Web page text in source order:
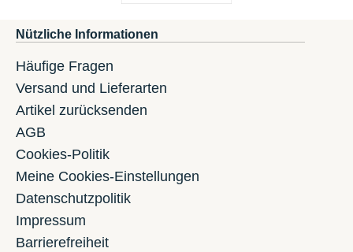
Nützliche Informationen
Häufige Fragen
Versand und Lieferarten
Artikel zurücksenden
AGB
Cookies-Politik
Meine Cookies-Einstellungen
Datenschutzpolitik
Impressum
Barrierefreiheit